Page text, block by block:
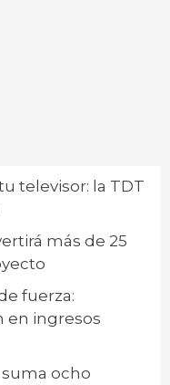
televisor: la TDT
más de 25
fuerza:
en ingresos
suma ocho